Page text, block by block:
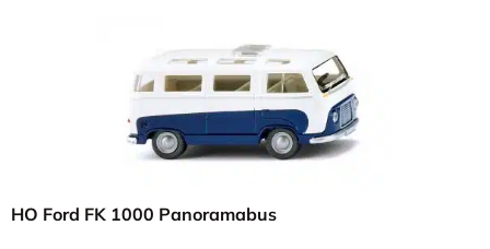
HO Ford FK 1000 Panoramabus